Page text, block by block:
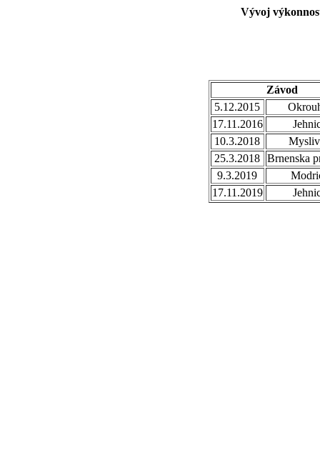
Vývoj
Závod
5.12.2015
17.11.2016
10.3.2018
25.3.2018 Brnenska
9.3.2019
17.11.2019